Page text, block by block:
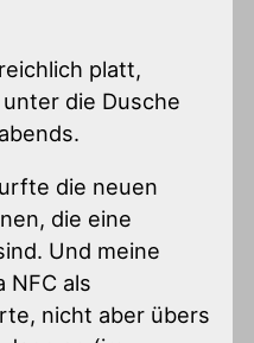
platt,
die Dusche
die neuen
die eine
Und meine
NFC als
nicht aber übers